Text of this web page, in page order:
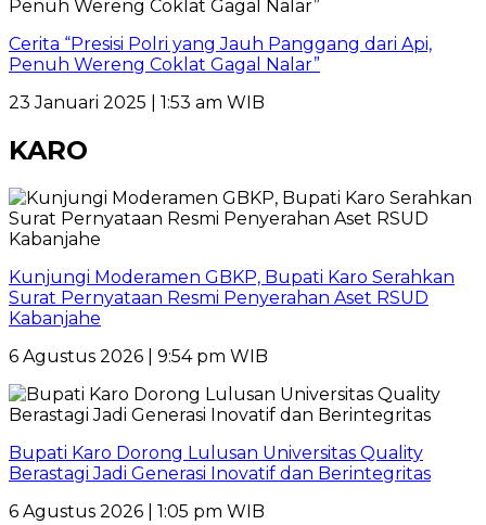
Cerita “Presisi Polri yang Jauh Panggang dari Api,
Penuh Wereng Coklat Gagal Nalar”
23 Januari 2025 | 1:53 am WIB
KARO
Kunjungi Moderamen GBKP, Bupati Karo Serahkan
Surat Pernyataan Resmi Penyerahan Aset RSUD
Kabanjahe
6 Agustus 2026 | 9:54 pm WIB
Bupati Karo Dorong Lulusan Universitas Quality
Berastagi Jadi Generasi Inovatif dan Berintegritas
6 Agustus 2026 | 1:05 pm WIB